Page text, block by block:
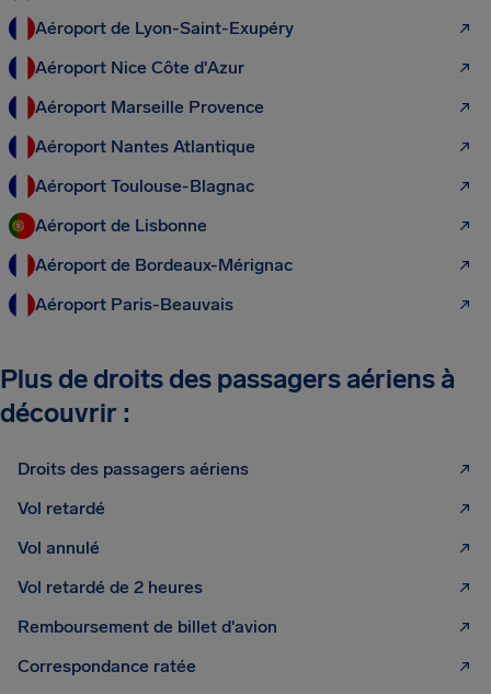
Aéroport de Lyon-Saint-Exupéry
Aéroport Nice Côte d'Azur
Aéroport Marseille Provence
Aéroport Nantes Atlantique
Aéroport Toulouse-Blagnac
Aéroport de Lisbonne
Aéroport de Bordeaux-Mérignac
Aéroport Paris-Beauvais
Plus de droits des passagers aériens à
découvrir :
Droits des passagers aériens
Vol retardé
Vol annulé
Vol retardé de 2 heures
Remboursement de billet d'avion
Correspondance ratée